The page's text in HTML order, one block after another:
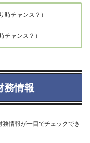
時チャンス？）
チャンス？）
務情報
情報が一目でチェックでき